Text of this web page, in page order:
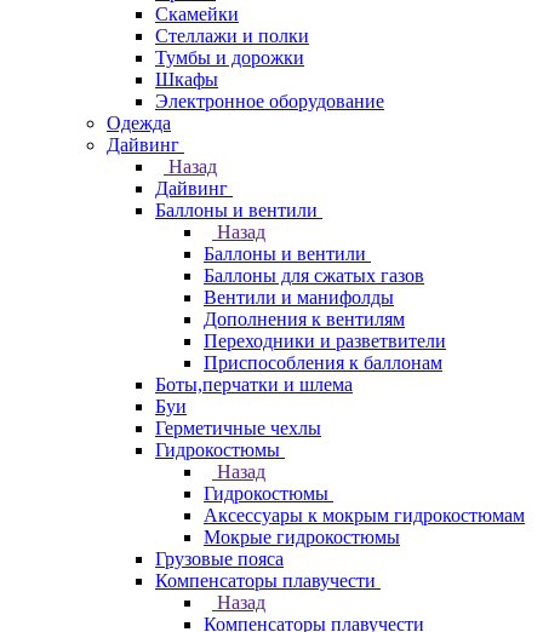
Скамейки
Стеллажи и полки
Тумбы и дорожки
Шкафы
Электронное оборудование
Одежда
Дайвинг
Назад
Дайвинг
Баллоны и вентили
Назад
Баллоны и вентили
Баллоны для сжатых газов
Вентили и манифолды
Дополнения к вентилям
Переходники и разветвители
Приспособления к баллонам
Боты,перчатки и шлема
Буи
Герметичные чехлы
Гидрокостюмы
Назад
Гидрокостюмы
Аксессуары к мокрым гидрокостюмам
Мокрые гидрокостюмы
Грузовые пояса
Компенсаторы плавучести
Назад
Компенсаторы плавучести